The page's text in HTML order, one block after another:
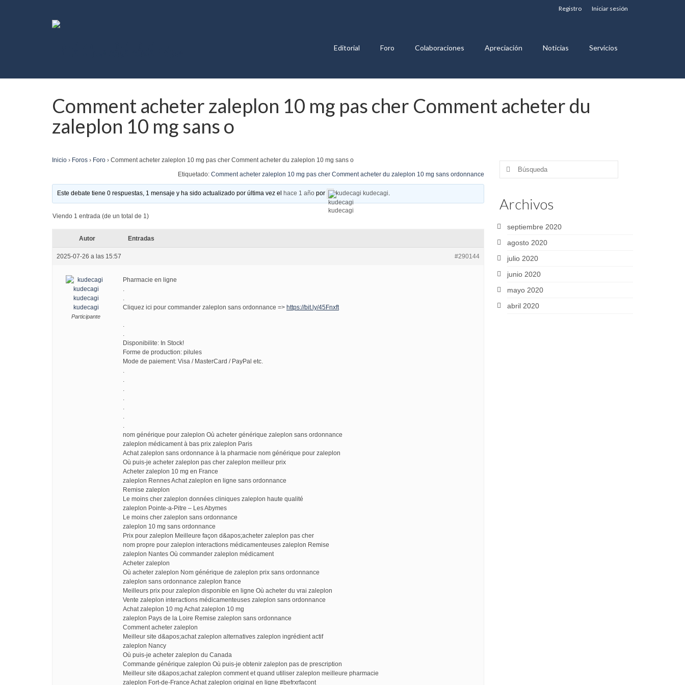
Registro Iniciar sesión
Editorial Foro Colaboraciones Apreciación Noticias Servicios
Comment acheter zaleplon 10 mg pas cher Comment acheter du
zaleplon 10 mg sans o
Inicio › Foros › Foro › Comment acheter zaleplon 10 mg pas cher Comment acheter du zaleplon 10 mg sans o
Etiquetado: Comment acheter zaleplon 10 mg pas cher Comment acheter du zaleplon 10 mg sans ordonnance
Este debate tiene 0 respuestas, 1 mensaje y ha sido actualizado por última vez el hace 1 año por kudecagi kudecagi.
Viendo 1 entrada (de un total de 1)
Autor Entradas
2025-07-26 a las 15:57 #290144
kudecagi
kudecagi
Participante
Pharmacie en ligne
.
.
Cliquez ici pour commander zaleplon sans ordonnance => https://bit.ly/45Fnxft
.
.
Disponibilite: In Stock!
Forme de production: pilules
Mode de paiement: Visa / MasterCard / PayPal etc.
.
.
.
.
.
.
.
nom générique pour zaleplon Où acheter générique zaleplon sans ordonnance
zaleplon médicament à bas prix zaleplon Paris
Achat zaleplon sans ordonnance à la pharmacie nom générique pour zaleplon
Où puis-je acheter zaleplon pas cher zaleplon meilleur prix
Acheter zaleplon 10 mg en France
zaleplon Rennes Achat zaleplon en ligne sans ordonnance
Remise zaleplon
Le moins cher zaleplon données cliniques zaleplon haute qualité
zaleplon Pointe-a-Pitre – Les Abymes
Le moins cher zaleplon sans ordonnance
zaleplon 10 mg sans ordonnance
Prix pour zaleplon Meilleure façon d&apos;acheter zaleplon pas cher
nom propre pour zaleplon interactions médicamenteuses zaleplon Remise
zaleplon Nantes Où commander zaleplon médicament
Acheter zaleplon
Où acheter zaleplon Nom générique de zaleplon prix sans ordonnance
zaleplon sans ordonnance zaleplon france
Meilleurs prix pour zaleplon disponible en ligne Où acheter du vrai zaleplon
Vente zaleplon interactions médicamenteuses zaleplon sans ordonnance
Achat zaleplon 10 mg Achat zaleplon 10 mg
zaleplon Pays de la Loire Remise zaleplon sans ordonnance
Comment acheter zaleplon
Meilleur site d&apos;achat zaleplon alternatives zaleplon ingrédient actif
zaleplon Nancy
Où puis-je acheter zaleplon du Canada
Commande générique zaleplon Où puis-je obtenir zaleplon pas de prescription
Meilleur site d&apos;achat zaleplon comment et quand utiliser zaleplon meilleure pharmacie
zaleplon Fort-de-France Achat zaleplon original en ligne #befrxrfacont
Buscar
Archivos
septiembre 2020
agosto 2020
julio 2020
junio 2020
mayo 2020
abril 2020